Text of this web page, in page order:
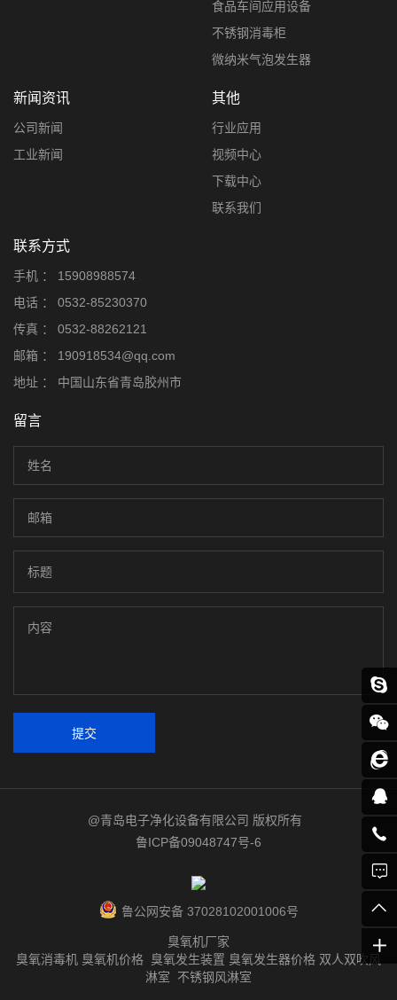
食品车间应用设备
不锈钢消毒柜
微纳米气泡发生器
新闻资讯
公司新闻
工业新闻
其他
行业应用
视频中心
下载中心
联系我们
联系方式
手机 ：
15908988574
电话 ：
0532-85230370
传真 ：
0532-88262121
邮箱 ：
190918534@qq.com
地址 ：
中国山东省青岛胶州市
留言
提交
@青岛电子净化设备有限公司 版权所有
鲁ICP备09048747号-6
鲁公网安备 37028102001006号
臭氧机厂家
臭氧消毒机 臭氧机价格 臭氧发生装置 臭氧发生器价格 双人双吹风
淋室 不锈钢风淋室